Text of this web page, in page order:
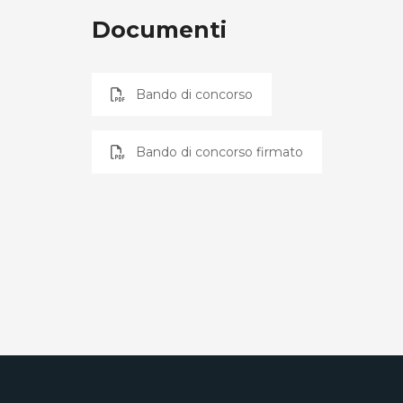
Documenti
Bando di concorso
Bando di concorso firmato